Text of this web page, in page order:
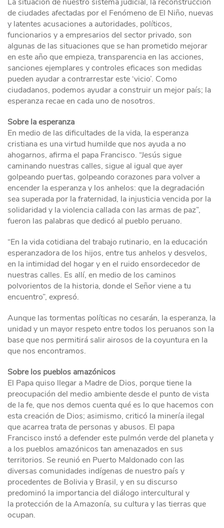
de ciudades afectadas por el Fenómeno de El Niño, nuevas
y latentes acusaciones a autoridades, políticos,
funcionarios y a empresarios del sector privado, son
algunas de las situaciones que se han prometido mejorar
en este año que empieza, transparencia en las acciones,
sanciones ejemplares y controles eficaces son medidas
pueden ayudar a contrarrestar este ‘vicio’. Como
ciudadanos, podemos ayudar a construir un mejor país; la
esperanza recae en cada uno de nosotros.
Sobre la esperanza
En medio de las dificultades de la vida, la esperanza
cristiana es una virtud humilde que nos ayuda a no
ahogarnos, afirma el papa Francisco. “Jesús sigue
caminando nuestras calles, sigue al igual que ayer
golpeando puertas, golpeando corazones para volver a
encender la esperanza y los anhelos: que la degradación
sea superada por la fraternidad, la injusticia vencida por la
solidaridad y la violencia callada con las armas de paz”,
fueron las palabras que dedicó al pueblo peruano.
“En la vida cotidiana del trabajo rutinario, en la educación
esperanzadora de los hijos, entre tus anhelos y desvelos,
en la intimidad del hogar y en el ruido ensordecedor de
nuestras calles. Es allí, en medio de los caminos
polvorientos de la historia, donde el Señor viene a tu
encuentro”, expresó.
Aunque las tormentas políticas no cesarán, la esperanza, la
unidad y un mayor respeto entre todos los peruanos son la
base que nos permitirá salir airosos de la coyuntura en la
que nos encontramos.
Sobre los pueblos amazónicos
El Papa quiso llegar a Madre de Dios, porque tiene la
preocupación del medio ambiente desde el punto de vista
de la fe, que nos demos cuenta qué es lo que hacemos con
esta creación de Dios; asimismo, criticó la minería ilegal
que acarrea trata de personas y abusos. El papa
Francisco instó a defender este pulmón verde del planeta y
a los pueblos amazónicos tan amenazados en sus
territorios. Se reunió en Puerto Maldonado con las
diversas comunidades indígenas de nuestro país y
procedentes de Bolivia y Brasil, y en su discurso
predominó la importancia del diálogo intercultural y
la protección de la Amazonía, su cultura y las tierras que
ocupan.